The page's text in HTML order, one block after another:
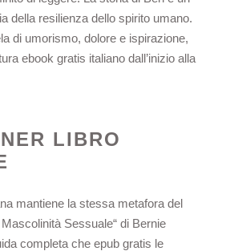
della resilienza dello spirito umano.
di umorismo, dolore e ispirazione,
ebook gratis italiano dall’inizio alla
LIBRO
mantiene la stessa metafora del
Sessuale“ di Bernie
completa che epub gratis le